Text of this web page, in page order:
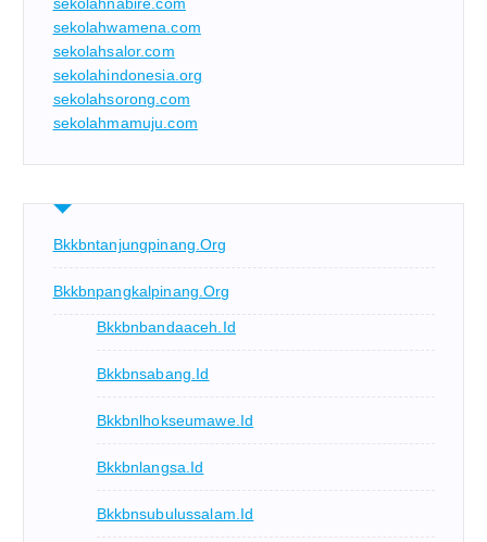
sekolahnabire.com
sekolahwamena.com
sekolahsalor.com
sekolahindonesia.org
sekolahsorong.com
sekolahmamuju.com
Bkkbntanjungpinang.org
Bkkbnpangkalpinang.org
Bkkbnbandaaceh.id
Bkkbnsabang.id
Bkkbnlhokseumawe.id
Bkkbnlangsa.id
Bkkbnsubulussalam.id